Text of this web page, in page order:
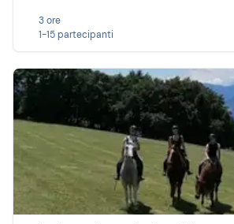
3 ore
1-15 partecipanti